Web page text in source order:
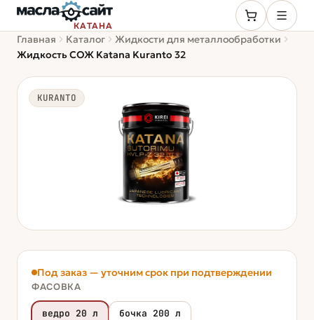
КАТАНА
Главная Каталог
Жидкости для металлообработки
Жидкость СОЖ Katana Kuranto 32
KURANTO
Под заказ — уточним срок при подтверждении
ФАСОВКА
ведро 20 л бочка 200 л